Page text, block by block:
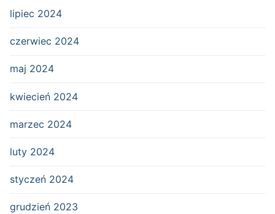
lipiec 2024
czerwiec 2024
maj 2024
kwiecień 2024
marzec 2024
luty 2024
styczeń 2024
grudzień 2023